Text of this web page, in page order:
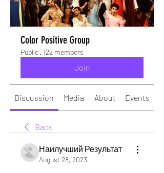
Color Positive Group
Public · 122 members
Join
Discussion Media About Events
Back
Наилучший Результат
August 28, 2023